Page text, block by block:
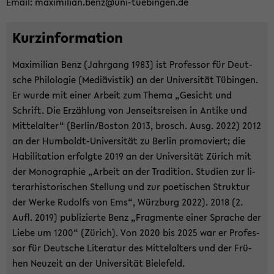
Kurz­in­for­ma­ti­on
Ma­xi­mi­li­an Benz (Jahr­gang 1983) ist Pro­fes­sor für Deut­
sche Phi­lo­lo­gie (Me­di­ävis­tik) an der Uni­ver­si­tät Tü­bin­gen.
Er wurde mit einer Ar­beit zum Thema „Ge­sicht und
Schrift. Die Er­zäh­lung von Jen­seits­rei­sen in An­ti­ke und
Mit­tel­al­ter“ (Ber­lin/Bos­ton 2013, brosch. Ausg. 2022) 2012
an der Humboldt-​Universität zu Ber­lin pro­mo­viert; die
Ha­bi­li­ta­ti­on er­folg­te 2019 an der Uni­ver­si­tät Zü­rich mit
der Mo­no­gra­phie „Ar­beit an der Tra­di­ti­on. Stu­di­en zur li­
terar­his­to­ri­schen Stel­lung und zur poe­ti­schen Struk­tur
der Werke Ru­dolfs von Ems“, Würz­burg 2022). 2018 (2.
Aufl. 2019) pu­bli­zier­te Benz „Frag­men­te einer Spra­che der
Liebe um 1200“ (Zü­rich). Von 2020 bis 2025 war er Pro­fes­
sor für Deut­sche Li­te­ra­tur des Mit­tel­al­ters und der Frü­
hen Neu­zeit an der Uni­ver­si­tät Bie­le­feld.